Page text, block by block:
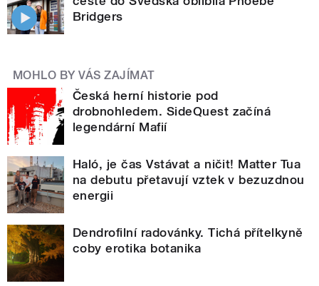
Bridgers
MOHLO BY VÁS ZAJÍMAT
Česká herní historie pod
drobnohledem. SideQuest začíná
legendární Mafií
Haló, je čas Vstávat a ničit! Matter Tua
na debutu přetavují vztek v bezuzdnou
energii
Dendrofilní radovánky. Tichá přítelkyně
coby erotika botanika